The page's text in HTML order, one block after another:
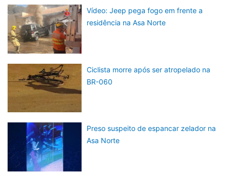
Vídeo: Jeep pega fogo em frente a
residência na Asa Norte
Ciclista morre após ser atropelado na
BR-060
Preso suspeito de espancar zelador na
Asa Norte